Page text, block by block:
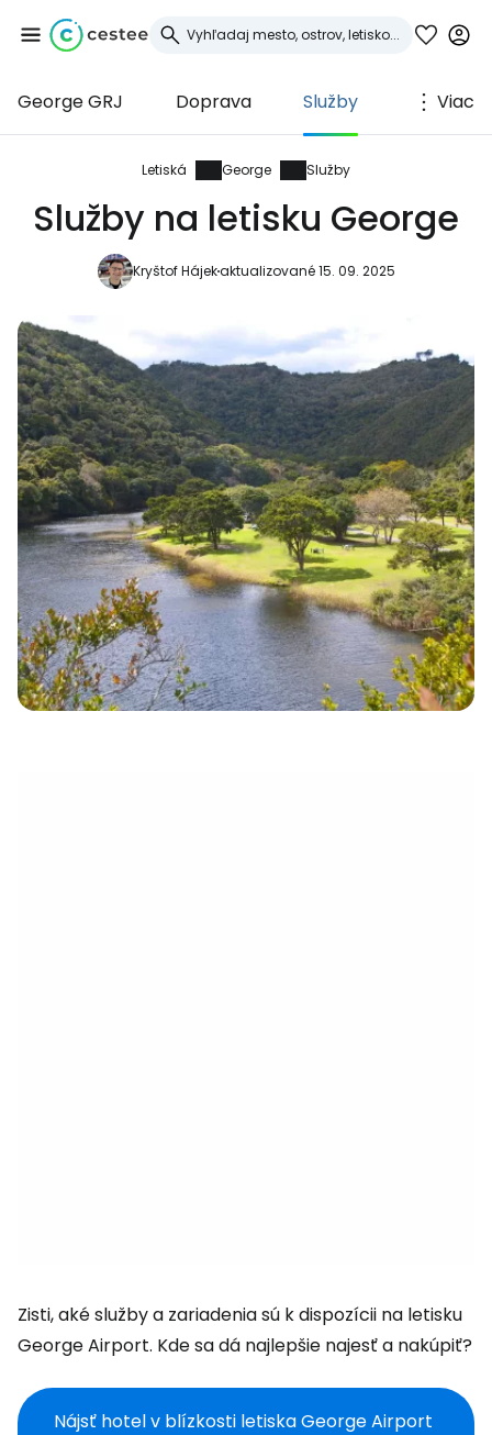
George GRJ Doprava Služby Viac
Letiská George Služby
Služby na letisku George
Kryštof Hájekaktualizované 15. 09. 2025
Zisti, aké služby a zariadenia sú k dispozícii na letisku
George Airport. Kde sa dá najlepšie najesť a nakúpiť?
Nájsť hotel v blízkosti letiska George Airport
Prihláste sa do
služby Cestee
... celosvetovej komunity cestovateľov
Pokračovať na Facebooku
Pokračovať s e-mailom